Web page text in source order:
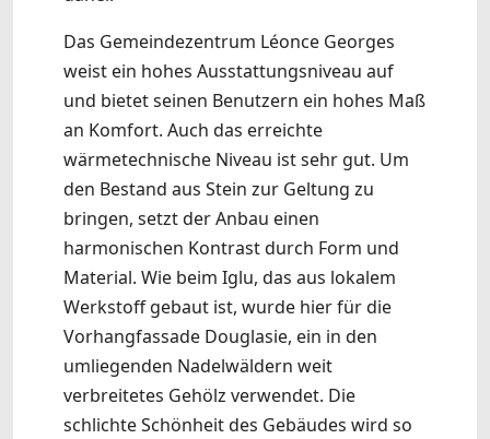
Das Gemeindezentrum Léonce Georges
weist ein hohes Ausstattungsniveau auf
und bietet seinen Benutzern ein hohes Maß
an Komfort. Auch das erreichte
wärmetechnische Niveau ist sehr gut. Um
den Bestand aus Stein zur Geltung zu
bringen, setzt der Anbau einen
harmonischen Kontrast durch Form und
Material. Wie beim Iglu, das aus lokalem
Werkstoff gebaut ist, wurde hier für die
Vorhangfassade Douglasie, ein in den
umliegenden Nadelwäldern weit
verbreitetes Gehölz verwendet. Die
schlichte Schönheit des Gebäudes wird so